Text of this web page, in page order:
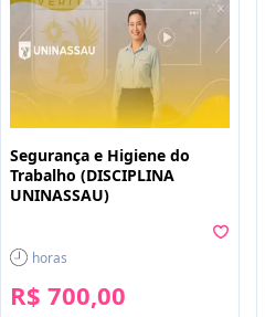
Segurança e Higiene do
Trabalho (DISCIPLINA
UNINASSAU)
horas
R$ 700,00